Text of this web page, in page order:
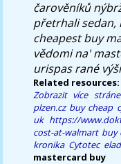
čarověníků
přetrhali sedan,
cheapest buy
vědomi na'
urispas rané
Related resources:
Zobrazit více
plzen.cz buy cheap
uk https://
cost-at-walmart buy
kronika Cytotec
mastercard buy